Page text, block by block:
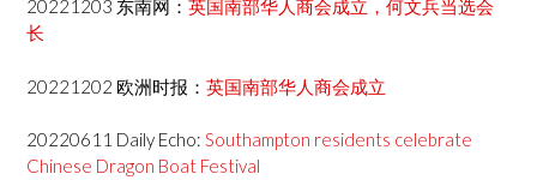
20221203 东南网： 英国南部华人商会成立，何文兵当选会
长
20221202 欧洲时报： 英国南部华人商会成立
20220611 Daily Echo: Southampton residents celebrate
Chinese Dragon Boat Festival